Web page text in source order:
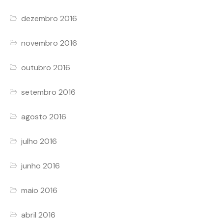
dezembro 2016
novembro 2016
outubro 2016
setembro 2016
agosto 2016
julho 2016
junho 2016
maio 2016
abril 2016